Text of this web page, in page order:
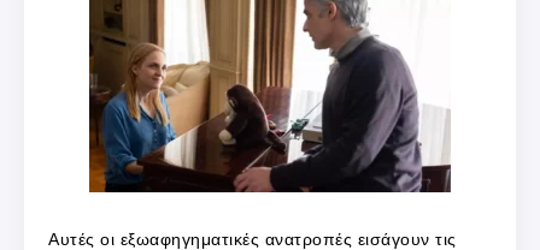
Αυτές οι εξωαφηγηματικές ανατροπές εισάγουν τις